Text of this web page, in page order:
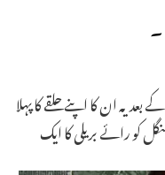
یہ ان کا اپنے حلقے کا پہلا
کو رائے بریلی کا ایک